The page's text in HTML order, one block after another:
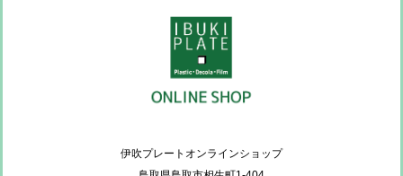
伊吹プレートオンラインショップ